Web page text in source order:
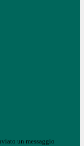
un messaggio